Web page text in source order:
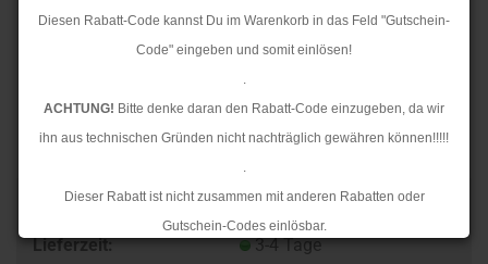
Diesen Rabatt-Code kannst Du im Warenkorb in das Feld "Gutschein-
Code" eingeben und somit einlösen!
.
ACHTUNG! Bitte denke daran den Rabatt-Code einzugeben, da wir
ihn aus technischen Gründen nicht nachträglich gewähren können!!!!!
.
Dieser Rabatt ist nicht zusammen mit anderen Rabatten oder
Gutschein-Codes einlösbar.
.
Lieferzeit:
3-4 Tage